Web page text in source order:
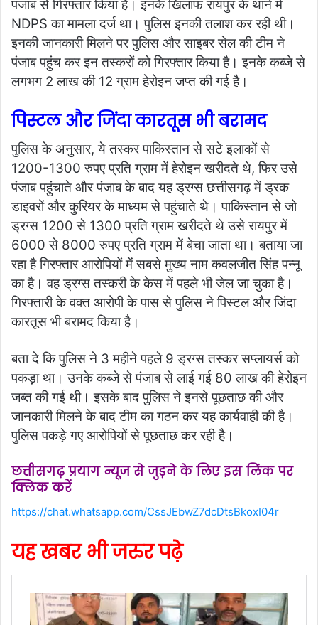
पंजाब से गिरफ्तार किया है। इनके खिलाफ रायपुर के थाने में
NDPS का मामला दर्ज था। पुलिस इनकी तलाश कर रही थी।
इनकी जानकारी मिलने पर पुलिस और साइबर सेल की टीम ने
पंजाब पहुंच कर इन तस्करों को गिरफ्तार किया है। इनके कब्जे से
लगभग 2 लाख की 12 ग्राम हेरोइन जप्त की गई है।
पिस्टल और जिंदा कारतूस भी बरामद
पुलिस के अनुसार, ये तस्कर पाकिस्तान से सटे इलाकों से
1200-1300 रुपए प्रति ग्राम में हेरोइन खरीदते थे, फिर उसे
पंजाब पहुंचाते और पंजाब के बाद यह ड्रग्स छत्तीसगढ़ में ड्रक
डाइवरों और कुरियर के माध्यम से पहुंचाते थे। पाकिस्तान से जो
ड्रग्स 1200 से 1300 प्रति ग्राम खरीदते थे उसे रायपुर में
6000 से 8000 रुपए प्रति ग्राम में बेचा जाता था। बताया जा
रहा है गिरफ्तार आरोपियों में सबसे मुख्य नाम कवलजीत सिंह पन्नू
का है। वह ड्रग्स तस्करी के केस में पहले भी जेल जा चुका है।
गिरफ्तारी के वक्त आरोपी के पास से पुलिस ने पिस्टल और जिंदा
कारतूस भी बरामद किया है।
बता दे कि पुलिस ने 3 महीने पहले 9 ड्रग्स तस्कर सप्लायर्स को
पकड़ा था। उनके कब्जे से पंजाब से लाई गई 80 लाख की हेरोइन
जब्त की गई थी। इसके बाद पुलिस ने इनसे पूछताछ की और
जानकारी मिलने के बाद टीम का गठन कर यह कार्यवाही की है।
पुलिस पकड़े गए आरोपियों से पूछताछ कर रही है।
छत्तीसगढ़ प्रयाग न्यूज से जुड़ने के लिए इस लिंक पर
क्लिक करें
https://chat.whatsapp.com/CssJEbwZ7dcDtsBkoxI04r
यह खबर भी जरुर पढ़े